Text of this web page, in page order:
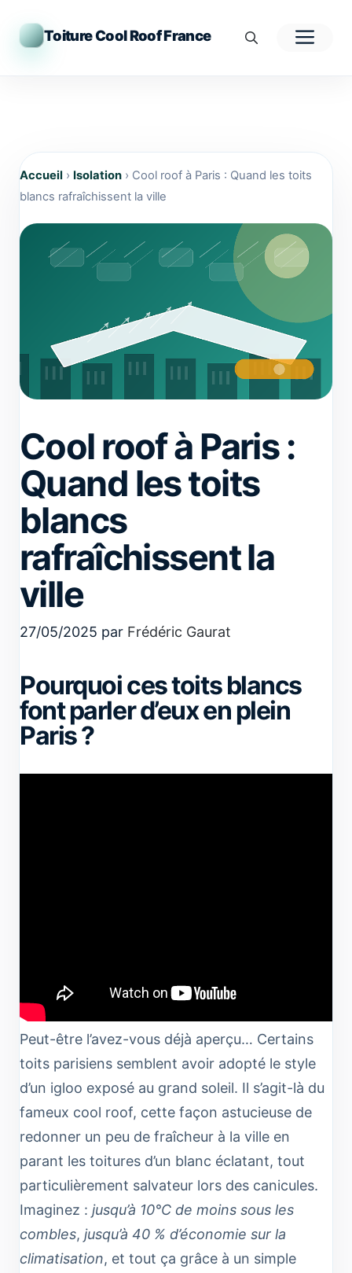
contenu
Toiture Cool Roof France
Accueil › Isolation › Cool roof à Paris : Quand les toits
blancs rafraîchissent la ville
Cool roof à Paris :
Quand les toits
blancs
rafraîchissent la
ville
27/05/2025 par Frédéric Gaurat
Pourquoi ces toits blancs
font parler d’eux en plein
Paris ?
Peut-être l’avez-vous déjà aperçu… Certains
toits parisiens semblent avoir adopté le style
d’un igloo exposé au grand soleil. Il s’agit-là du
fameux cool roof, cette façon astucieuse de
redonner un peu de fraîcheur à la ville en
parant les toitures d’un blanc éclatant, tout
particulièrement salvateur lors des canicules.
Imaginez : jusqu’à 10°C de moins sous les
combles, jusqu’à 40 % d’économie sur la
climatisation, et tout ça grâce à un simple